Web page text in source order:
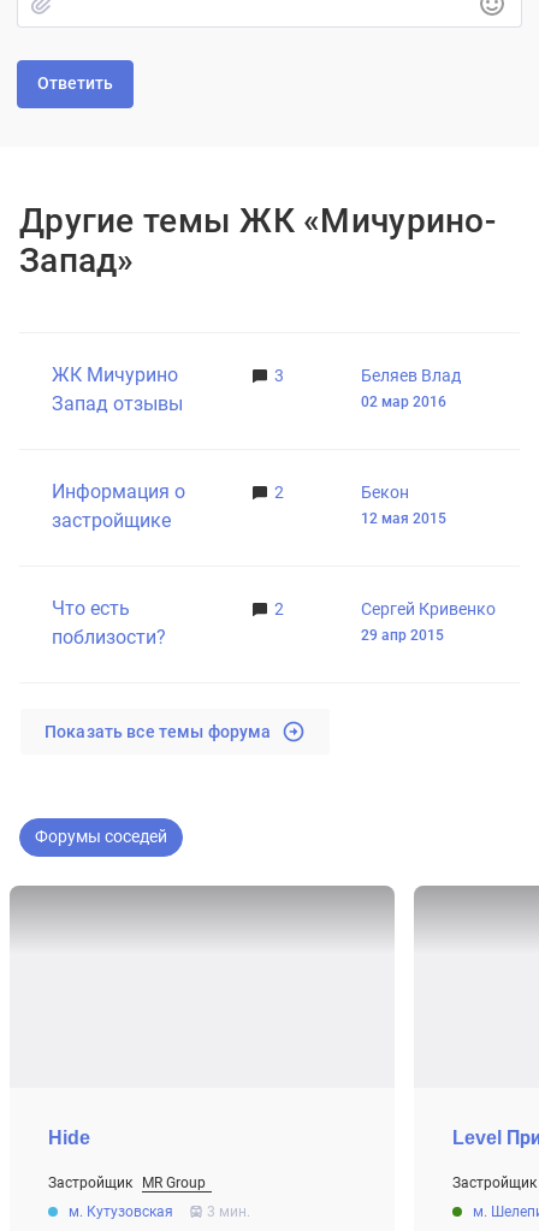
Другие темы ЖК «Мичурино-
Запад»
ЖК Мичурино
Запад отзывы
3 Беляев Влад
02 мар 2016
Информация о
застройщике
2 Бекон
12 мая 2015
Что есть
поблизости?
2 Сергей Кривенко
29 апр 2015
Показать все темы форума
Форумы соседей
Hide
Застройщик
MR Group
От 20.5 млн ₽
Строится
м. Кутузовская 3 мин.
Level
Застройщик
От 9.7 млн ₽
Строится
м.